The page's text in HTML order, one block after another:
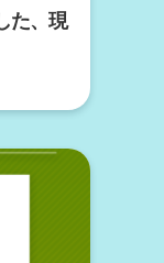
た、現